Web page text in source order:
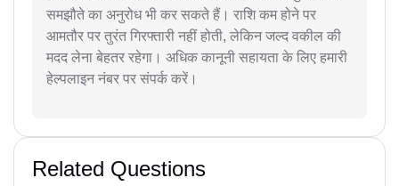
समझौते का अनुरोध भी कर सकते हैं। राशि कम होने पर
आमतौर पर तुरंत गिरफ्तारी नहीं होती, लेकिन जल्द वकील की
मदद लेना बेहतर रहेगा। अधिक कानूनी सहायता के लिए हमारी
हेल्पलाइन नंबर पर संपर्क करें।
Related Questions